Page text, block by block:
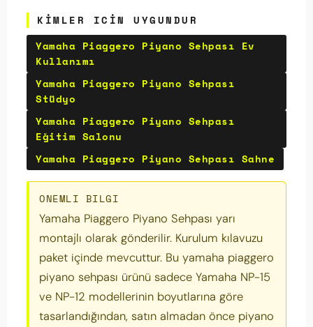
KIMLER ICIN UYGUNDUR
Yamaha Piaggero Piyano Sehpası Ev
Kullanımı
Yamaha Piaggero Piyano Sehpası
Stüdyo
Yamaha Piaggero Piyano Sehpası
Eğitim Salonu
Yamaha Piaggero Piyano Sehpası Sahne
ONEMLI BILGI
Yamaha Piaggero Piyano Sehpası yarı
montajlı olarak gönderilir. Kurulum kılavuzu
paket içinde mevcuttur. Bu yamaha piaggero
piyano sehpası ürünü sadece Yamaha NP-15
ve NP-12 modellerinin boyutlarına göre
tasarlandığından, satın almadan önce piyano